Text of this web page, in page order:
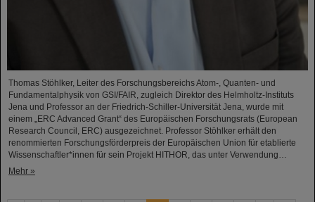
Thomas Stöhlker, Leiter des Forschungsbereichs Atom-, Quanten- und
Fundamentalphysik von GSI/FAIR, zugleich Direktor des Helmholtz-Instituts
Jena und Professor an der Friedrich-Schiller-Universität Jena, wurde mit
einem „ERC Advanced Grant“ des Europäischen Forschungsrats (European
Research Council, ERC) ausgezeichnet. Professor Stöhlker erhält den
renommierten Forschungsförderpreis der Europäischen Union für etablierte
Wissenschaftler*innen für sein Projekt HITHOR, das unter Verwendung…
Mehr »